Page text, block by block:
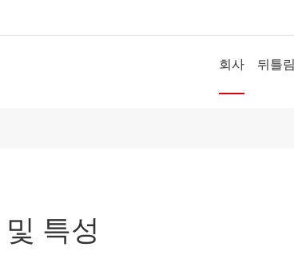
회사 뒤틀
특성